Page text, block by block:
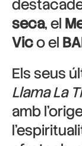
seca, el
Vico el
Els seus
Llama La
amb